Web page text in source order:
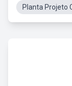
Planta Projeto